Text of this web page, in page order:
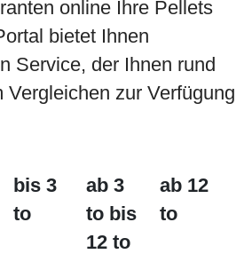
online Ihre Pellets
bietet Ihnen
Service, der Ihnen rund
Vergleichen zur Verfügung
bis 3
to
ab 3
to bis
12 to
ab 12
to